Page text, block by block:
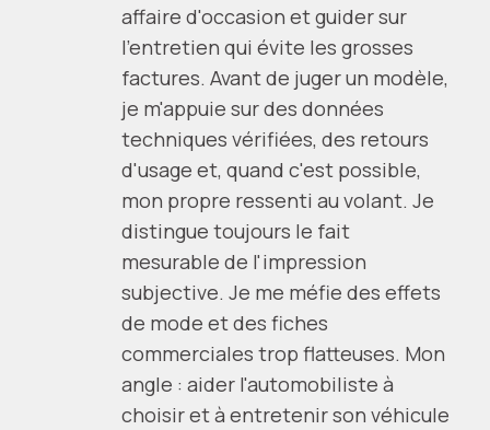
affaire d'occasion et guider sur
l'entretien qui évite les grosses
factures. Avant de juger un modèle,
je m'appuie sur des données
techniques vérifiées, des retours
d'usage et, quand c'est possible,
mon propre ressenti au volant. Je
distingue toujours le fait
mesurable de l'impression
subjective. Je me méfie des effets
de mode et des fiches
commerciales trop flatteuses. Mon
angle : aider l'automobiliste à
choisir et à entretenir son véhicule